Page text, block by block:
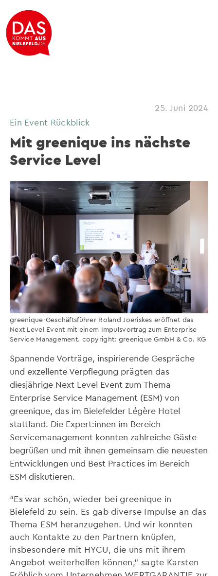
25. Juni 2024
Ein Event Rückblick
Mit greenique ins nächste
Service Level
greenique-Geschäftsführer Roland Joeriskes eröffnet das
Next Level Event mit einem Impulsvortrag zum Enterprise
Service Management. copyright: greenique GmbH & Co. KG
Spannende Vorträge, inspirierende Gespräche
und exzellente Verpflegung prägten das
diesjährige Next Level Event zum Thema
Enterprise Service Management (ESM) von
greenique, das im Bielefelder Légère Hotel
stattfand. Die Expert:innen im Bereich
Servicemanagement konnten zahlreiche Gäste
begrüßen und mit ihnen gemeinsam die neuesten
Entwicklungen und Best Practices im Bereich
ESM diskutieren.
“Es war schön, wieder bei greenique in
Bielefeld zu sein. Es gab diverse Impulse an das
Thema ESM heranzugehen. Und wir konnten
auch Kontakte zu den Partnern knüpfen,
insbesondere mit HYCU, die uns mit ihrem
Angebot weiterhelfen können,” sagte Karsten